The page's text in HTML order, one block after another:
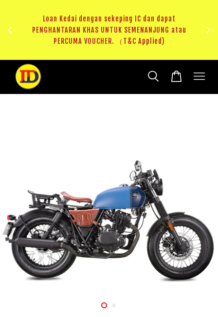
Loan Kedai dengan sekeping IC dan dapat
PENGHANTARAN KHAS UNTUK SEMENANJUNG atau
PERCUMA VOUCHER. （T&C Applied)